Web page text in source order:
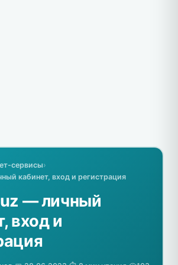
сервисы›
кабинет, вход и регистрация
— личный
вход и